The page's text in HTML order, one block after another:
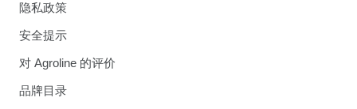
隐私政策
安全提示
对 Agroline 的评价
品牌目录